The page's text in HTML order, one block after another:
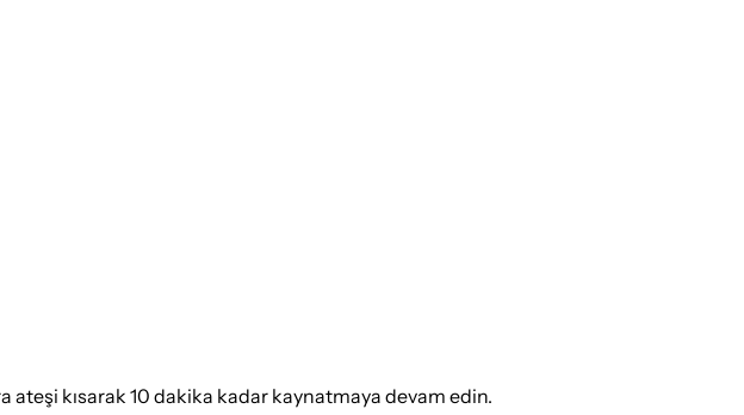
ateşi kısarak 10 dakika kadar kaynatmaya devam edin.